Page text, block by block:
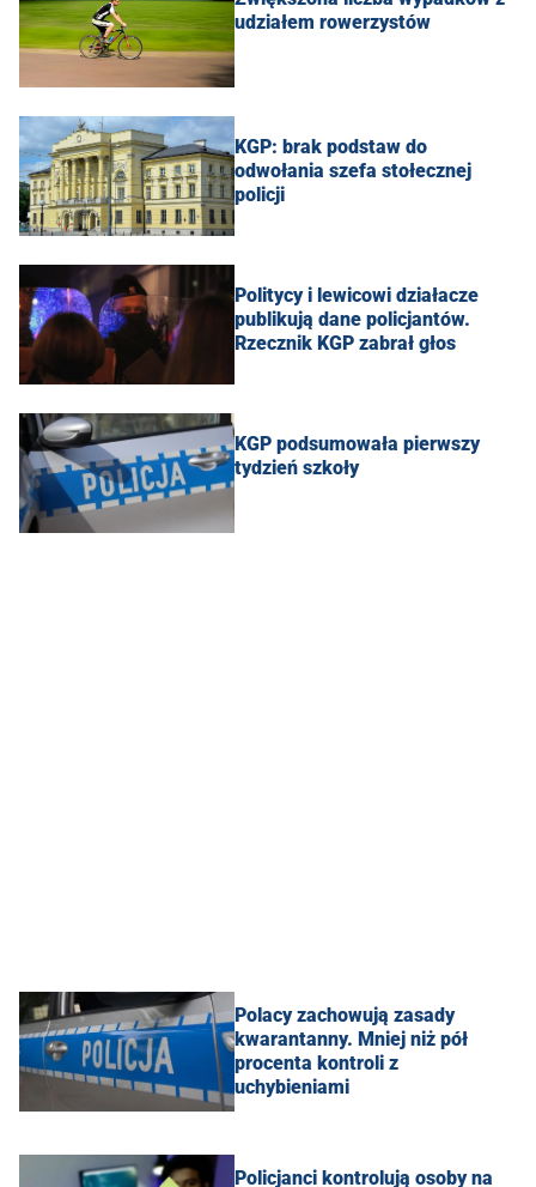
udziałem rowerzystów
KGP: brak podstaw do
odwołania szefa stołecznej
policji
Politycy i lewicowi działacze
publikują dane policjantów.
Rzecznik KGP zabrał głos
KGP podsumowała pierwszy
tydzień szkoły
Polacy zachowują zasady
kwarantanny. Mniej niż pół
procenta kontroli z
uchybieniami
Policjanci kontrolują osoby na